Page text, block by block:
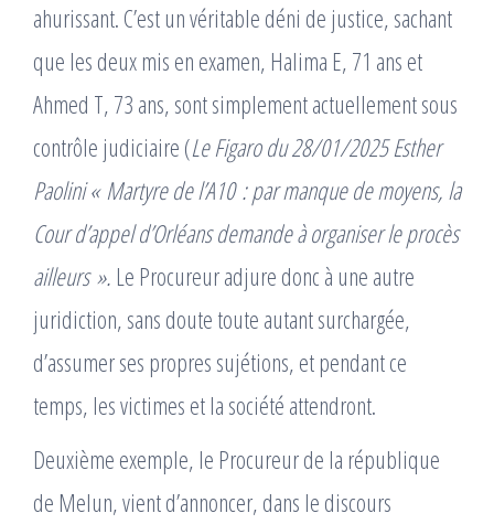
ahurissant. C’est un véritable déni de justice, sachant
que les deux mis en examen, Halima E, 71 ans et
Ahmed T, 73 ans, sont simplement actuellement sous
contrôle judiciaire (Le Figaro du 28/01/2025 Esther
Paolini « Martyre de l’A10 : par manque de moyens, la
Cour d’appel d’Orléans demande à organiser le procès
ailleurs ». Le Procureur adjure donc à une autre
juridiction, sans doute toute autant surchargée,
d’assumer ses propres sujétions, et pendant ce
temps, les victimes et la société attendront.
Deuxième exemple, le Procureur de la république
de Melun, vient d’annoncer, dans le discours